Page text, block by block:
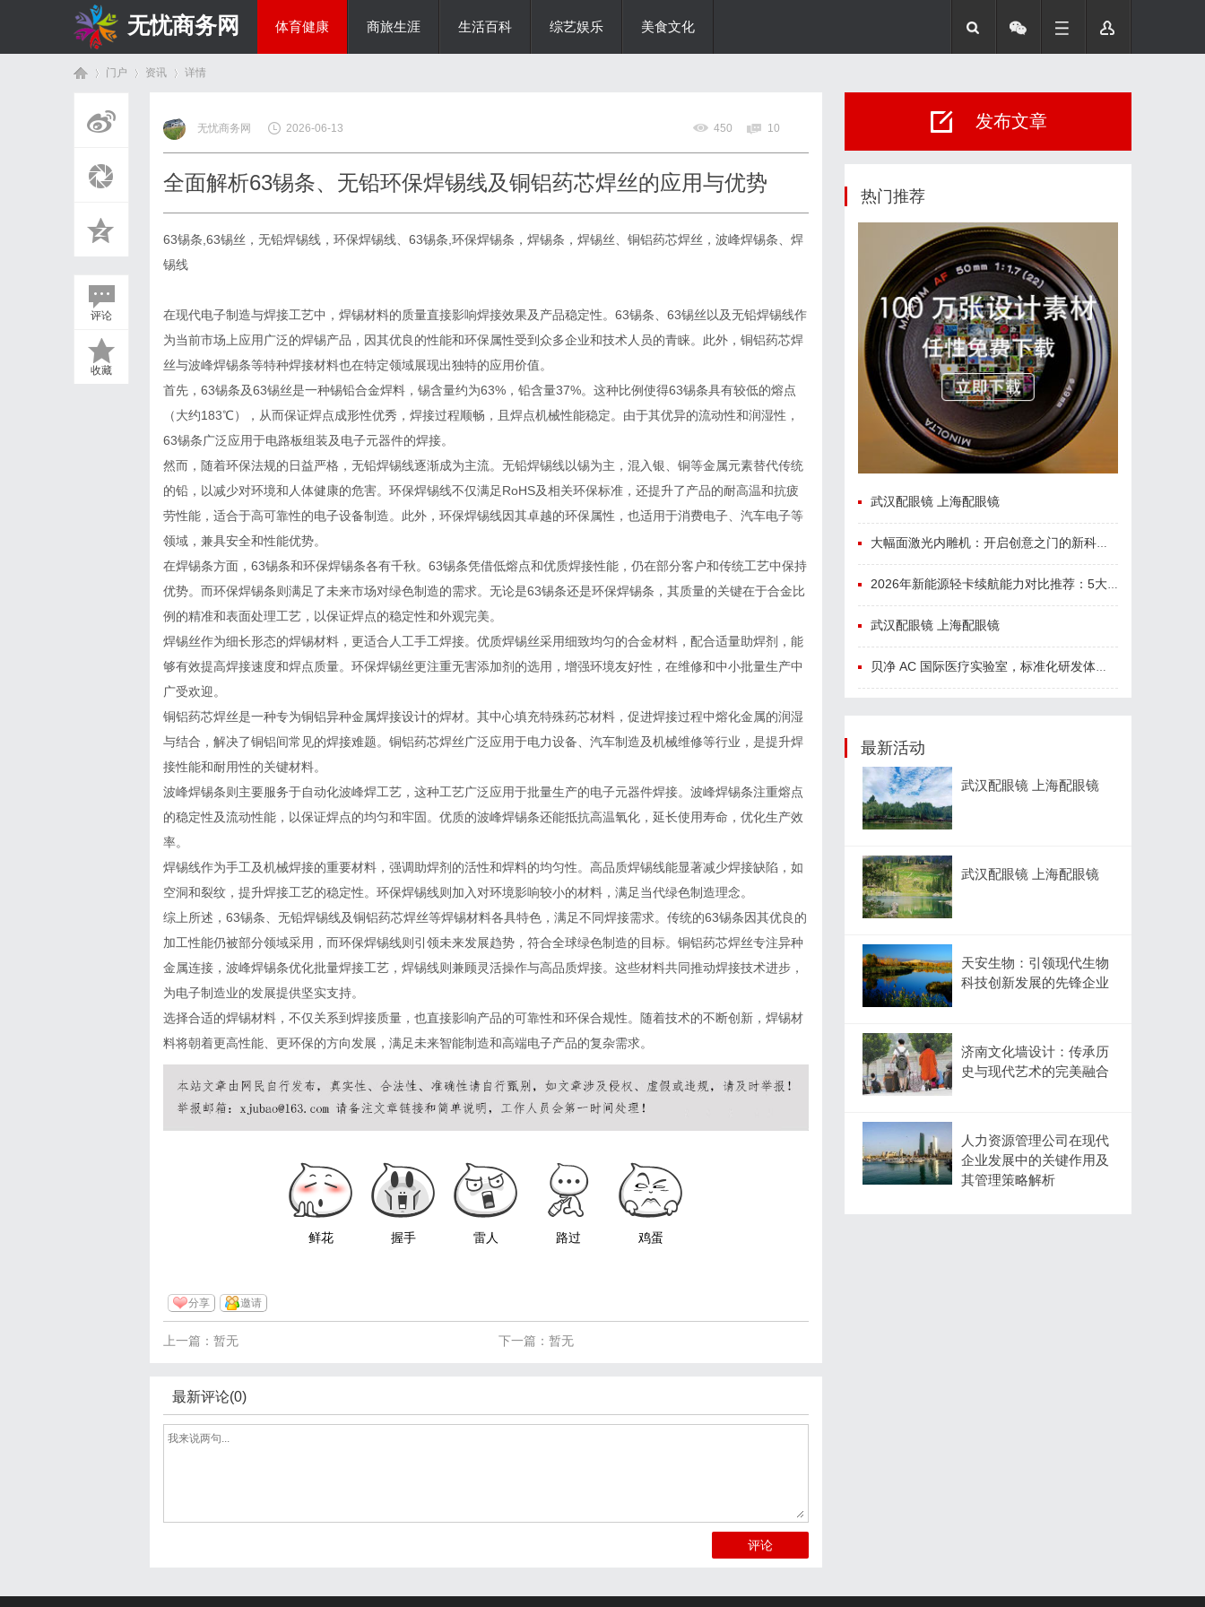
无忧商务网 体育健康 商旅生涯 生活百科 综艺娱乐 美食文化
门户 资讯
›
详情
评论
收藏
无忧商务网 2026-06-13 450 10
全面解析63锡条、无铅环保焊锡线及铜铝药芯焊丝的应用与优势
63锡条,63锡丝，无铅焊锡线，环保焊锡线、63锡条,环保焊锡条，焊锡条，焊锡丝、铜铝药芯焊丝，波峰焊锡条、焊
锡线
在现代电子制造与焊接工艺中，焊锡材料的质量直接影响焊接效果及产品稳定性。63锡条、63锡丝以及无铅焊锡线作
为当前市场上应用广泛的焊锡产品，因其优良的性能和环保属性受到众多企业和技术人员的青睐。此外，铜铝药芯焊
丝与波峰焊锡条等特种焊接材料也在特定领域展现出独特的应用价值。
首先，63锡条及63锡丝是一种锡铅合金焊料，锡含量约为63%，铅含量37%。这种比例使得63锡条具有较低的熔点
（大约183℃），从而保证焊点成形性优秀，焊接过程顺畅，且焊点机械性能稳定。由于其优异的流动性和润湿性，
63锡条广泛应用于电路板组装及电子元器件的焊接。
然而，随着环保法规的日益严格，无铅焊锡线逐渐成为主流。无铅焊锡线以锡为主，混入银、铜等金属元素替代传统
的铅，以减少对环境和人体健康的危害。环保焊锡线不仅满足RoHS及相关环保标准，还提升了产品的耐高温和抗疲
劳性能，适合于高可靠性的电子设备制造。此外，环保焊锡线因其卓越的环保属性，也适用于消费电子、汽车电子等
领域，兼具安全和性能优势。
在焊锡条方面，63锡条和环保焊锡条各有千秋。63锡条凭借低熔点和优质焊接性能，仍在部分客户和传统工艺中保持
优势。而环保焊锡条则满足了未来市场对绿色制造的需求。无论是63锡条还是环保焊锡条，其质量的关键在于合金比
例的精准和表面处理工艺，以保证焊点的稳定性和外观完美。
焊锡丝作为细长形态的焊锡材料，更适合人工手工焊接。优质焊锡丝采用细致均匀的合金材料，配合适量助焊剂，能
够有效提高焊接速度和焊点质量。环保焊锡丝更注重无害添加剂的选用，增强环境友好性，在维修和中小批量生产中
广受欢迎。
铜铝药芯焊丝是一种专为铜铝异种金属焊接设计的焊材。其中心填充特殊药芯材料，促进焊接过程中熔化金属的润湿
与结合，解决了铜铝间常见的焊接难题。铜铝药芯焊丝广泛应用于电力设备、汽车制造及机械维修等行业，是提升焊
接性能和耐用性的关键材料。
波峰焊锡条则主要服务于自动化波峰焊工艺，这种工艺广泛应用于批量生产的电子元器件焊接。波峰焊锡条注重熔点
的稳定性及流动性能，以保证焊点的均匀和牢固。优质的波峰焊锡条还能抵抗高温氧化，延长使用寿命，优化生产效
率。
焊锡线作为手工及机械焊接的重要材料，强调助焊剂的活性和焊料的均匀性。高品质焊锡线能显著减少焊接缺陷，如
空洞和裂纹，提升焊接工艺的稳定性。环保焊锡线则加入对环境影响较小的材料，满足当代绿色制造理念。
综上所述，63锡条、无铅焊锡线及铜铝药芯焊丝等焊锡材料各具特色，满足不同焊接需求。传统的63锡条因其优良的
加工性能仍被部分领域采用，而环保焊锡线则引领未来发展趋势，符合全球绿色制造的目标。铜铝药芯焊丝专注异种
金属连接，波峰焊锡条优化批量焊接工艺，焊锡线则兼顾灵活操作与高品质焊接。这些材料共同推动焊接技术进步，
为电子制造业的发展提供坚实支持。
选择合适的焊锡材料，不仅关系到焊接质量，也直接影响产品的可靠性和环保合规性。随着技术的不断创新，焊锡材
料将朝着更高性能、更环保的方向发展，满足未来智能制造和高端电子产品的复杂需求。
鲜花 握手 雷人 路过 鸡蛋
分享 邀请
下一篇：暂无
上一篇：暂无
最新评论(0)
评论
发布文章
热门推荐
武汉配眼镜 上海配眼镜
大幅面激光内雕机：开启创意之门的新科技利器
2026年新能源轻卡续航能力对比推荐：5大主流平台三维解析
武汉配眼镜 上海配眼镜
贝净 AC 国际医疗实验室，标准化研发体系全解析
最新活动
武汉配眼镜 上海配眼镜
武汉配眼镜 上海配眼镜
天安生物：引领现代生物
科技创新发展的先锋企业
济南文化墙设计：传承历
史与现代艺术的完美融合
人力资源管理公司在现代
企业发展中的关键作用及
其管理策略解析